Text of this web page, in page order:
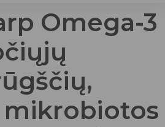
Omega-3
mikrobiotos